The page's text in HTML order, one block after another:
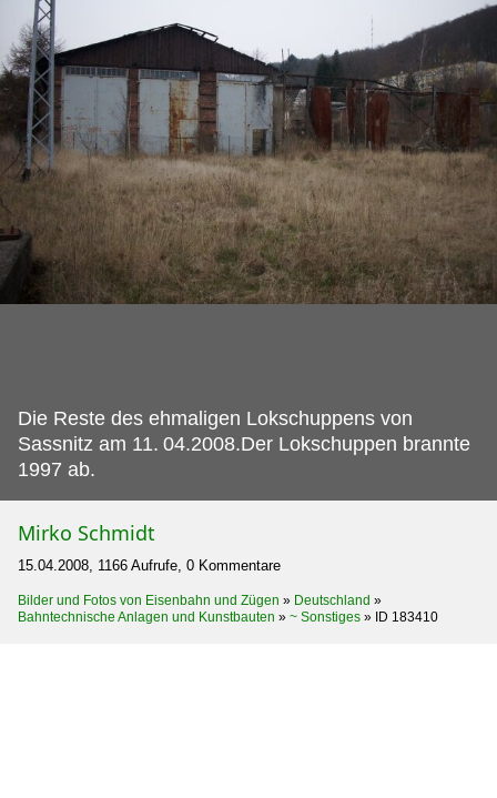
Die Reste des ehmaligen Lokschuppens von
Sassnitz am 11. 04.2008.Der Lokschuppen brannte
1997 ab.
Mirko Schmidt
15.04.2008, 1166 Aufrufe, 0 Kommentare
Bilder und Fotos von Eisenbahn und Zügen » Deutschland »
Bahntechnische Anlagen und Kunstbauten » ~ Sonstiges » ID 183410